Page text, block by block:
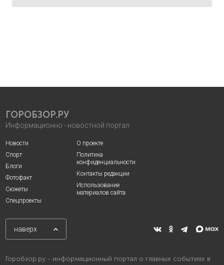
ГОРОБЗОР.РУ
Информационно - новостной портал
Новости
Спорт
Блоги
Фотофакт
Сюжеты
Спецпроекты
О проекте
Политика
конфиденциальности
Контакты редакции
Использование
материалов сайта
наверх
Горобзор.ру - информационный портал о главных событиях в